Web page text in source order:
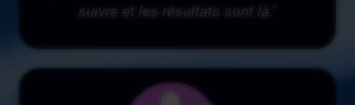
suivre et les résultats sont là."